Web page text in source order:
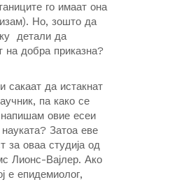
го имаат она
Но, зошто да
детали да
на добра приказна?
сакаат да истакнат
па како се
овие есеи
Затоа еве
за оваа студија од
Лионс-Вајлер. Ако
е епидемиолог,